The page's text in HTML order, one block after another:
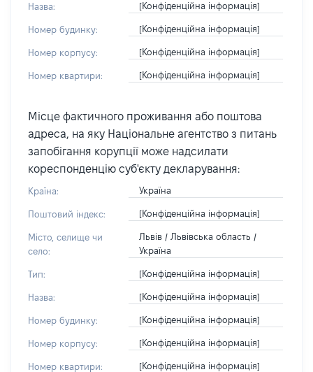
Назва: [Конфіденційна інформація]
Номер будинку: [Конфіденційна інформація]
Номер корпусу: [Конфіденційна інформація]
Номер квартири: [Конфіденційна інформація]
Місце фактичного проживання або поштова
адреса, на яку Національне агентство з питань
запобігання корупції може надсилати
кореспонденцію суб'єкту декларування:
Країна: Україна
Поштовий індекс: [Конфіденційна інформація]
Місто, селище чи
село:
Львів / Львівська область /
Україна
Тип: [Конфіденційна інформація]
Назва: [Конфіденційна інформація]
Номер будинку: [Конфіденційна інформація]
Номер корпусу: [Конфіденційна інформація]
Номер квартири: [Конфіденційна інформація]